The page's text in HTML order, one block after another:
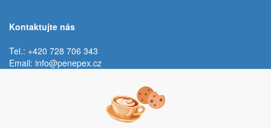
Kontaktujte nás
Tel.: +420 728 706 343
Email: info@penepex.cz
Trávník 2076, 686 03 Staré Město